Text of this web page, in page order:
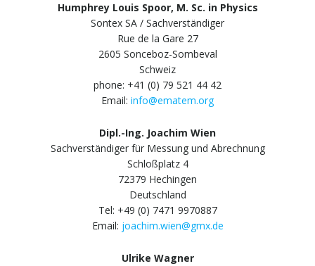
Humphrey Louis Spoor, M. Sc. in Physics
Sontex SA / Sachverständiger
Rue de la Gare 27
2605 Sonceboz-Sombeval
Schweiz
phone: +41 (0) 79 521 44 42
Email: info@ematem.org
Dipl.-Ing. Joachim Wien
Sachverständiger für Messung und Abrechnung
Schloßplatz 4
72379 Hechingen
Deutschland
Tel: +49 (0) 7471 9970887
Email: joachim.wien@gmx.de
Ulrike Wagner